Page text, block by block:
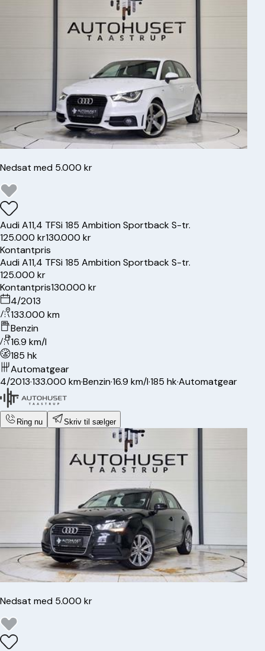
Nedsat med 5.000 kr
AudiA11,4 TFSi 185 Ambition Sportback S-tr.
125.000 kr130.000 kr
Kontantpris
AudiA11,4 TFSi 185 Ambition Sportback S-tr.
125.000 kr
Kontantpris130.000 kr
4/2013
133.000 km
Benzin
16.9 km/l
185 hk
Automatgear
4/2013·133.000 km·Benzin·16.9 km/l·185 hk·Automatgear
Ring nu Skriv til sælger
Nedsat med 5.000 kr